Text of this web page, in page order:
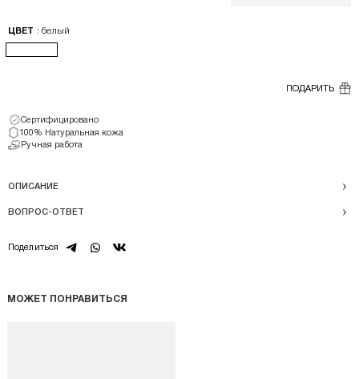
ЦВЕТ : белый
ПОДАРИТЬ
Сертифицировано
100% Натуральная кожа
Ручная работа
ОПИСАНИЕ
ВОПРОС-ОТВЕТ
Поделиться telegramwhatsapp
vk
МОЖЕТ ПОНРАВИТЬСЯ